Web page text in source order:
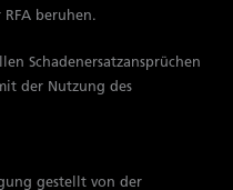
beruhen.
Schadenersatzansprüchen
der Nutzung des
gestellt von der